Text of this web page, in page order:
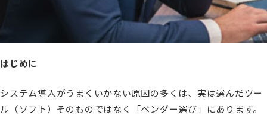
はじめに
システム導入がうまくいかない原因の多くは、実は選んだツー
ル（ソフト）そのものではなく「ベンダー選び」にあります。